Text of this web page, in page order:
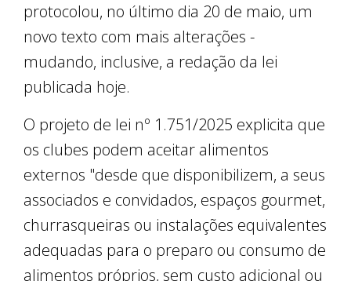
protocolou, no último dia 20 de maio, um
novo texto com mais alterações -
mudando, inclusive, a redação da lei
publicada hoje.
O projeto de lei nº 1.751/2025 explicita que
os clubes podem aceitar alimentos
externos "desde que disponibilizem, a seus
associados e convidados, espaços gourmet,
churrasqueiras ou instalações equivalentes
adequadas para o preparo ou consumo de
alimentos próprios, sem custo adicional ou